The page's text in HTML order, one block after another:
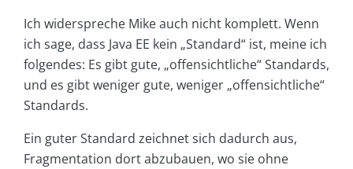
Ich widerspreche Mike auch nicht komplett. Wenn
ich sage, dass Java EE kein „Standard“ ist, meine ich
folgendes: Es gibt gute, „offensichtliche“ Standards,
und es gibt weniger gute, weniger „offensichtliche“
Standards.
Ein guter Standard zeichnet sich dadurch aus,
Fragmentation dort abzubauen, wo sie ohne